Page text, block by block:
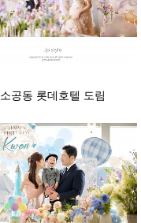
소공동 롯데호텔 도림